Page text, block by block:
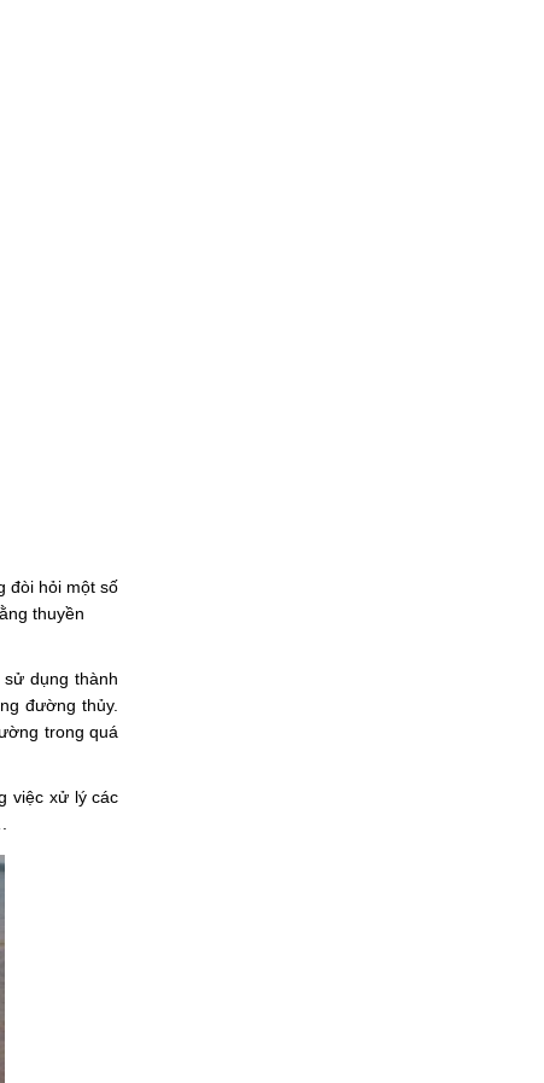
đòi hỏi một số
thuyền
dụng thành
đường thủy.
trong quá
việc xử lý các